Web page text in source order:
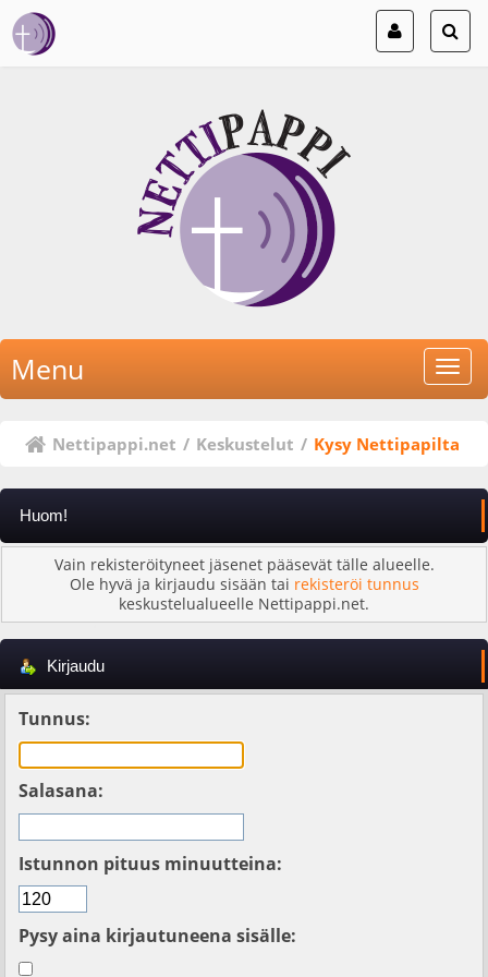
Menu
Nettipappi.net / Keskustelut / Kysy Nettipapilta
Huom!
Vain rekisteröityneet jäsenet pääsevät tälle alueelle.
Ole hyvä ja kirjaudu sisään tai rekisteröi tunnus
keskustelualueelle Nettipappi.net.
Kirjaudu
Tunnus:
Salasana:
Istunnon pituus minuutteina:
Pysy aina kirjautuneena sisälle: